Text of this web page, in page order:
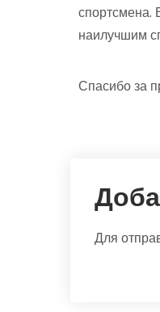
спортсмена.
наилучшим
Спасибо за
Для